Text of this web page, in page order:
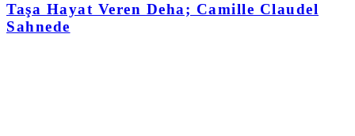
Taşa Hayat Veren Deha; Camille Claudel
Sahnede